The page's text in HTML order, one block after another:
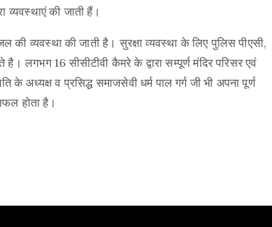
व्यवस्थाएं की जाती हैं।
की व्यवस्था की जाती है। सुरक्षा व्यवस्था के लिए पुलिस पीएसी,
लगभग 16 सीसीटीवी कैमरे के द्वारा सम्पूर्ण मंदिर परिसर एवं
के अध्यक्ष व प्रसिद्ध समाजसेवी धर्म पाल गर्ग जी भी अपना पूर्ण
होता है।